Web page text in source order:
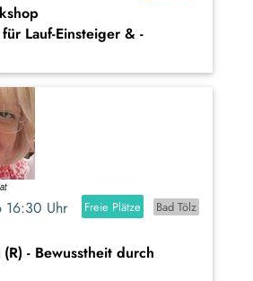
Lauf-Einsteiger & -
16:30 Uhr Freie Plätze
Bad Tölz
(R) - Bewusstheit durch